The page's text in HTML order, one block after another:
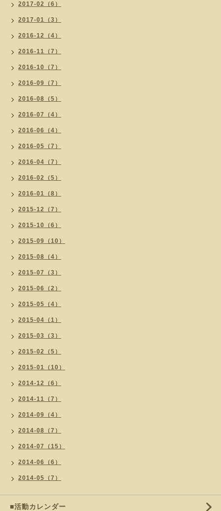
2017-02（6）
2017-01（3）
2016-12（4）
2016-11（7）
2016-10（7）
2016-09（7）
2016-08（5）
2016-07（4）
2016-06（4）
2016-05（7）
2016-04（7）
2016-02（5）
2016-01（8）
2015-12（7）
2015-10（6）
2015-09（10）
2015-08（4）
2015-07（3）
2015-06（2）
2015-05（4）
2015-04（1）
2015-03（3）
2015-02（5）
2015-01（10）
2014-12（6）
2014-11（7）
2014-09（4）
2014-08（7）
2014-07（15）
2014-06（6）
2014-05（7）
■活動カレンダー